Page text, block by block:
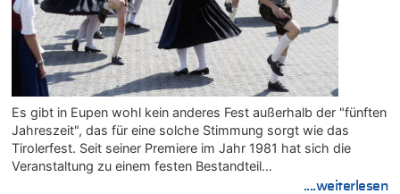
Es gibt in Eupen wohl kein anderes Fest außerhalb der "fünften
Jahreszeit", das für eine solche Stimmung sorgt wie das
Tirolerfest. Seit seiner Premiere im Jahr 1981 hat sich die
Veranstaltung zu einem festen Bestandteil…
....weiterlesen